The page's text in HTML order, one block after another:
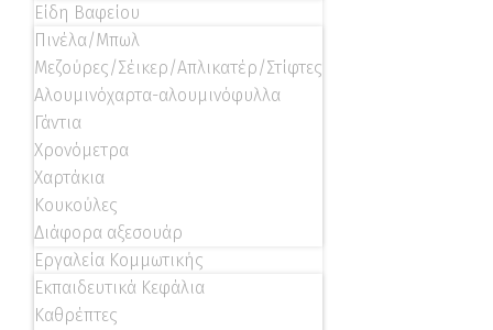
Είδη Βαφείου
Πινέλα/Μπωλ
Μεζούρες/Σέικερ/Απλικατέρ/Στίφτες
Αλουμινόχαρτα-αλουμινόφυλλα
Γάντια
Χρονόμετρα
Χαρτάκια
Κουκούλες
Διάφορα αξεσουάρ
Εργαλεία Κομμωτικής
Εκπαιδευτικά Κεφάλια
Καθρέπτες